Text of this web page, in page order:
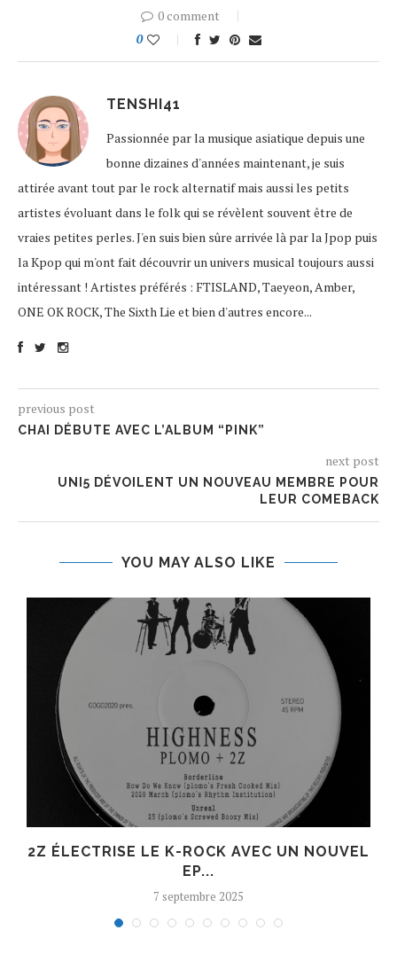
0 comment
0
TENSHI41
Passionnée par la musique asiatique depuis une
bonne dizaines d'années maintenant, je suis
attirée avant tout par le rock alternatif mais aussi les petits
artistes évoluant dans le folk qui se révèlent souvent être de
vraies petites perles. J'en suis bien sûre arrivée là par la Jpop puis
la Kpop qui m'ont fait découvrir un univers musical toujours aussi
intéressant ! Artistes préférés : FTISLAND, Taeyeon, Amber,
ONE OK ROCK, The Sixth Lie et bien d'autres encore...
previous post
CHAI DÉBUTE AVEC L’ALBUM “PINK”
next post
UNI5 DÉVOILENT UN NOUVEAU MEMBRE POUR
LEUR COMEBACK
YOU MAY ALSO LIKE
2Z ÉLECTRISE LE K-ROCK AVEC UN NOUVEL
EP...
7 septembre 2025